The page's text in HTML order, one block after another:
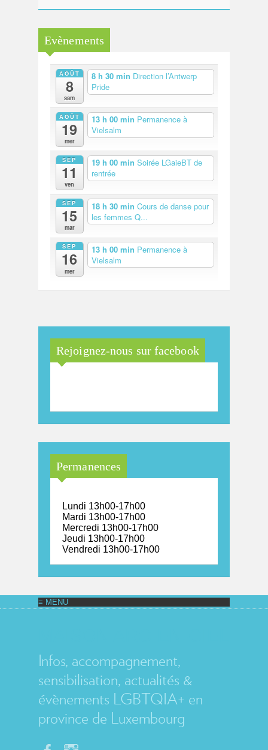
Evènements
AOÛT
8
sam
8 h 30 min Direction l’Antwerp
Pride
AOÛT
19
mer
13 h 00 min Permanence à
Vielsalm
SEP
11
ven
19 h 00 min Soirée LGaieBT de
rentrée
SEP
15
mar
18 h 30 min Cours de danse pour
les femmes Q...
SEP
16
mer
13 h 00 min Permanence à
Vielsalm
Rejoignez-nous sur facebook
Permanences
Lundi 13h00-17h00
Mardi 13h00-17h00
Mercredi 13h00-17h00
Jeudi 13h00-17h00
Vendredi 13h00-17h00
Infos, accompagnement,
sensibilisation, actualités &
évènements LGBTQIA+ en
province de Luxembourg